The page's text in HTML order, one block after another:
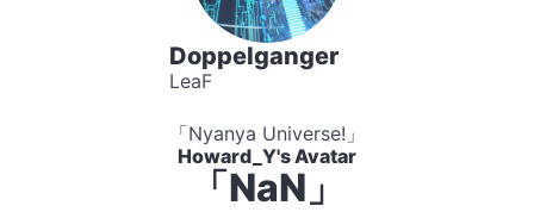
Doppelganger
LeaF
「Nyanya Universe!」
Howard_Y's Avatar
「NaN」